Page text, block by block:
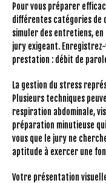
Pour vous préparer
différentes catégories de
simuler des entretiens, en
jury exigeant.
prestation : débit de
La gestion du stress
Plusieurs techniques
respiration abdominale,
préparation minutieuse
vous que le jury ne
aptitude à exercer une
Votre présentation